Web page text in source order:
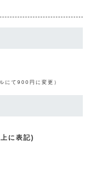
にて900円に変更）
に表記)